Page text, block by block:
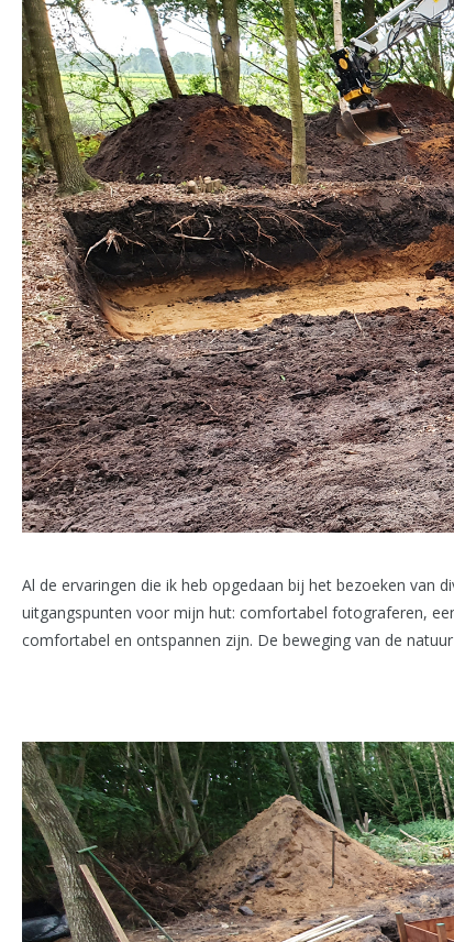
Al de ervaringen die ik heb opgedaan bij het bezoeken van
uitgangspunten voor mijn hut: comfortabel fotograferen,
comfortabel en ontspannen zijn. De beweging van de